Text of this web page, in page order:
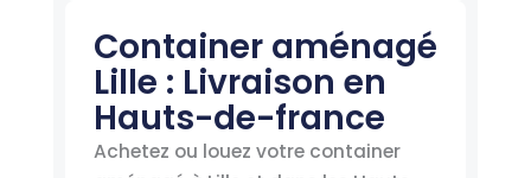
Container aménagé
Lille : Livraison en
Hauts-de-france
Achetez ou louez votre container